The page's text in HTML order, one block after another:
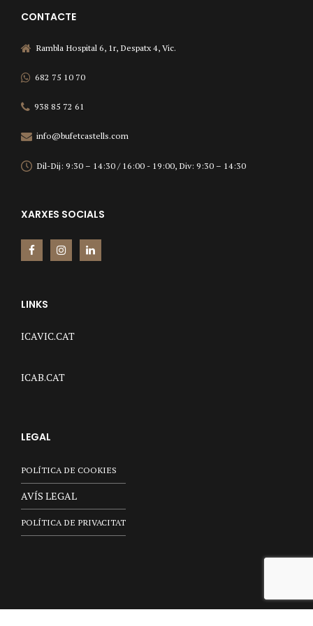
CONTACTE
Rambla Hospital 6, 1r, Despatx 4, Vic.
682 75 10 70
938 85 72 61
info@bufetcastells.com
Dil-Dij: 9:30 – 14:30 / 16:00 - 19:00, Div: 9:30 – 14:30
XARXES SOCIALS
LINKS
ICAVIC.CAT
ICAB.CAT
LEGAL
POLÍTICA DE COOKIES
AVÍS LEGAL
POLÍTICA DE PRIVACITAT